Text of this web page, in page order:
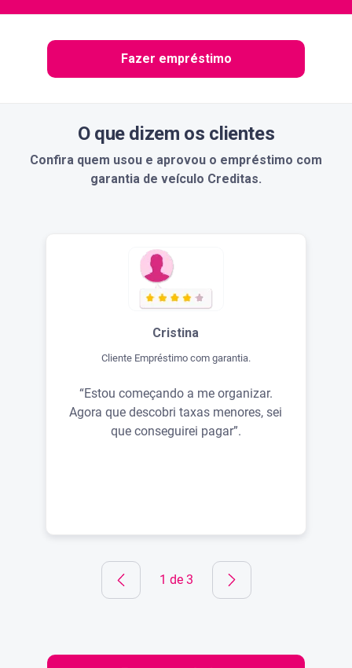
Fazer empréstimo
O que dizem os clientes
Confira quem usou e aprovou o empréstimo com
garantia de veículo Creditas.
Cristina
Cliente Empréstimo com garantia.
“Estou começando a me organizar.
Agora que descobri taxas menores, sei
que conseguirei pagar”.
1 de 3